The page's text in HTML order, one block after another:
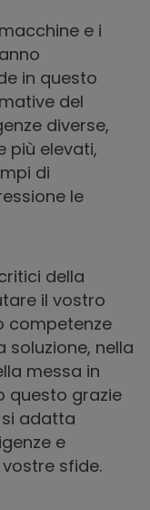
e i
in questo
del
diverse,
più elevati,
di
le
della
il vostro
competenze
soluzione, nella
messa in
questo grazie
adatta
e
sfide.